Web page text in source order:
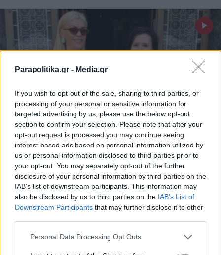
Parapolitika.gr - Media.gr
If you wish to opt-out of the sale, sharing to third parties, or
processing of your personal or sensitive information for
targeted advertising by us, please use the below opt-out
section to confirm your selection. Please note that after your
opt-out request is processed you may continue seeing
interest-based ads based on personal information utilized by
us or personal information disclosed to third parties prior to
your opt-out. You may separately opt-out of the further
disclosure of your personal information by third parties on the
IAB’s list of downstream participants. This information may
also be disclosed by us to third parties on the IAB’s List of
Downstream Participants that may further disclose it to other
Personal Data Processing Opt Outs
01.08.2026 14:02
PARAPOLITIKA NEWSROOM
Νεκταρία-Ελευθερία Αγγελάκη στα
Παραπολιτικά: Δεν επέτρεψα ποτέ στην
ασθένεια να με καθορίσει (Βίντεο)
Εγγραφή στο newsletter